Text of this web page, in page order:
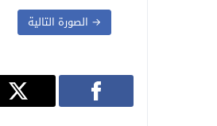
→ الصورة التالية